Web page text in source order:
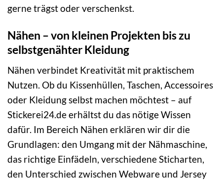
gerne trägst oder verschenkst.
Nähen – von kleinen Projekten bis zu
selbstgenähter Kleidung
Nähen verbindet Kreativität mit praktischem
Nutzen. Ob du Kissenhüllen, Taschen, Accessoires
oder Kleidung selbst machen möchtest – auf
Stickerei24.de erhältst du das nötige Wissen
dafür. Im Bereich Nähen erklären wir dir die
Grundlagen: den Umgang mit der Nähmaschine,
das richtige Einfädeln, verschiedene Sticharten,
den Unterschied zwischen Webware und Jersey